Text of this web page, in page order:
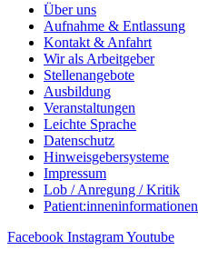
Über uns
Aufnahme & Entlassung
Kontakt & Anfahrt
Wir als Arbeitgeber
Stellenangebote
Ausbildung
Veranstaltungen
Leichte Sprache
Datenschutz
Hinweisgebersysteme
Impressum
Lob / Anregung / Kritik
Patient:inneninformationen
Facebook InstagramYoutube